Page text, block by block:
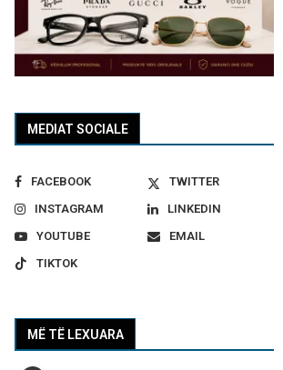
MEDIAT SOCIALE
FACEBOOK
TWITTER
INSTAGRAM
LINKEDIN
YOUTUBE
EMAIL
TIKTOK
MË TË LEXUARA